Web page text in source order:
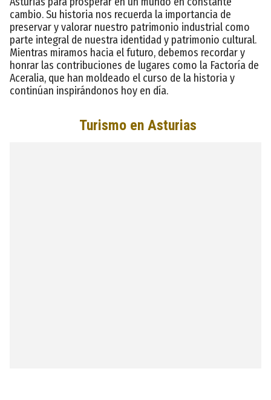
cambio. Su historia nos recuerda la importancia de
preservar y valorar nuestro patrimonio industrial como
parte integral de nuestra identidad y patrimonio cultural.
Mientras miramos hacia el futuro, debemos recordar y
honrar las contribuciones de lugares como la Factoría de
Aceralia, que han moldeado el curso de la historia y
continúan inspirándonos hoy en día.